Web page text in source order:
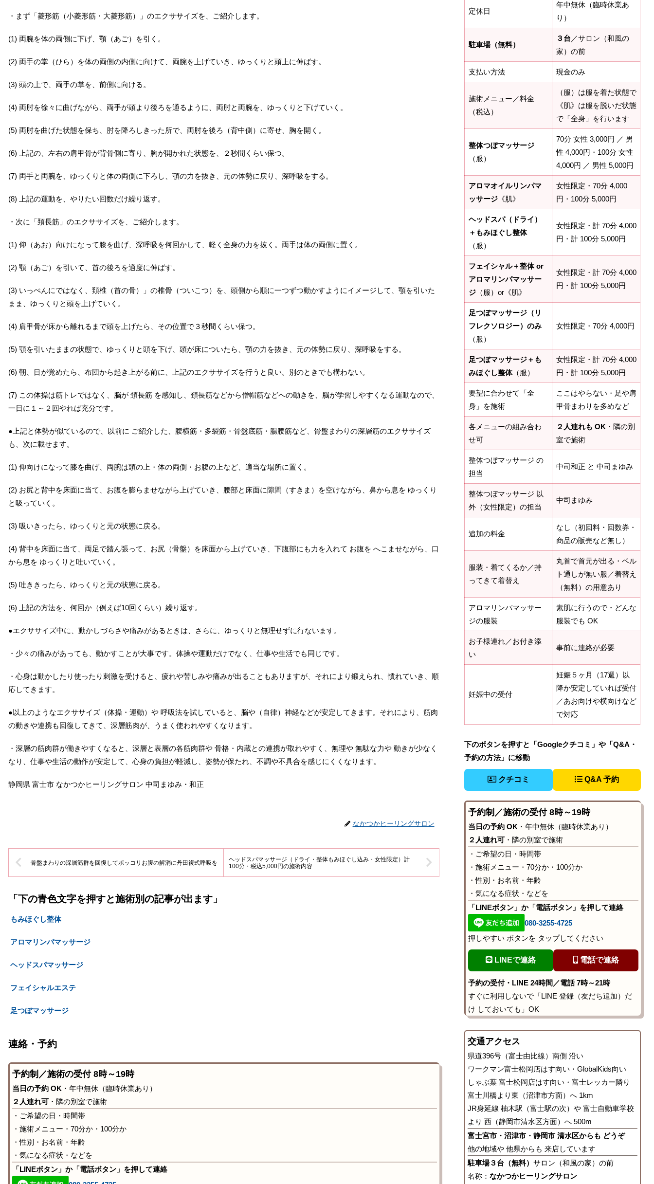
・まず「菱形筋（小菱形筋・大菱形筋）」のエクササイズを、ご紹介します。
(1) 両腕を体の両側に下げ、顎（あご）を引く。
(2) 両手の掌（ひら）を体の両側の内側に向けて、両腕を上げていき、ゆっくりと頭上に伸ばす。
(3) 頭の上で、両手の掌を、前側に向ける。
(4) 両肘を徐々に曲げながら、両手が頭より後ろを通るように、両肘と両腕を、ゆっくりと下げていく。
(5) 両肘を曲げた状態を保ち、肘を降ろしきった所で、両肘を後ろ（背中側）に寄せ、胸を開く。
(6) 上記の、左右の肩甲骨が背骨側に寄り、胸が開かれた状態を、２秒間くらい保つ。
(7) 両手と両腕を、ゆっくりと体の両側に下ろし、顎の力を抜き、元の体勢に戻り、深呼吸をする。
(8) 上記の運動を、やりたい回数だけ繰り返す。
・次に「頚長筋」のエクササイズを、ご紹介します。
(1) 仰（あお）向けになって膝を曲げ、深呼吸を何回かして、軽く全身の力を抜く。両手は体の両側に置く。
(2) 顎（あご）を引いて、首の後ろを適度に伸ばす。
(3) いっぺんにではなく、頚椎（首の骨）」の椎骨（ついこつ）を、頭側から順に一つずつ動かすようにイメージして、顎を引いた
まま、ゆっくりと頭を上げていく。
(4) 肩甲骨が床から離れるまで頭を上げたら、その位置で３秒間くらい保つ。
(5) 顎を引いたままの状態で、ゆっくりと頭を下げ、頭が床についたら、顎の力を抜き、元の体勢に戻り、深呼吸をする。
(6) 朝、目が覚めたら、布団から起き上がる前に、上記のエクササイズを行うと良い。別のときでも構わない。
(7) この体操は筋トレではなく、脳が 頚長筋 を感知し、頚長筋などから僧帽筋などへの動きを、脳が学習しやすくなる運動なので、
一日に１～２回やれば充分です。
●上記と体勢が似ているので、以前に ご紹介した、腹横筋・多裂筋・骨盤底筋・腸腰筋など、骨盤まわりの深層筋のエクササイズ
も、次に載せます。
(1) 仰向けになって膝を曲げ、両腕は頭の上・体の両側・お腹の上など、適当な場所に置く。
(2) お尻と背中を床面に当て、お腹を膨らませながら上げていき、腰部と床面に隙間（すきま）を空けながら、鼻から息を ゆっくり
と吸っていく。
(3) 吸いきったら、ゆっくりと元の状態に戻る。
(4) 背中を床面に当て、両足で踏ん張って、お尻（骨盤）を床面から上げていき、下腹部にも力を入れて お腹を へこませながら、口
から息を ゆっくりと吐いていく。
(5) 吐ききったら、ゆっくりと元の状態に戻る。
(6) 上記の方法を、何回か（例えば10回くらい）繰り返す。
●エクササイズ中に、動かしづらさや痛みがあるときは、さらに、ゆっくりと無理せずに行ないます。
・少々の痛みがあっても、動かすことが大事です。体操や運動だけでなく、仕事や生活でも同じです。
・心身は動かしたり使ったり刺激を受けると、疲れや苦しみや痛みが出ることもありますが、それにより鍛えられ、慣れていき、順
応してきます。
●以上のようなエクササイズ（体操・運動）や 呼吸法を試していると、脳や（自律）神経などが安定してきます。それにより、筋肉
の動きや連携も回復してきて、深層筋肉が、うまく使われやすくなります。
・深層の筋肉群が働きやすくなると、深層と表層の各筋肉群や 骨格・内蔵との連携が取れやすく、無理や 無駄な力や 動きが少なく
なり、仕事や生活の動作が安定して、心身の負担が軽減し、姿勢が保たれ、不調や不具合を感じにくくなります。
静岡県 富士市 なかつかヒーリングサロン 中司まゆみ・和正
なかつかヒーリングサロン
骨盤まわりの深層筋群を回復してポッコリお腹の解消に丹田複式呼吸を
ヘッドスパマッサージ（ドライ・整体もみほぐし込み・女性限定）計
100分・税込5,000円の施術内容
「下の青色文字を押すと施術別の記事が出ます」
もみほぐし整体
アロマリンパマッサージ
ヘッドスパマッサージ
フェイシャルエステ
足つぼマッサージ
連絡・予約
予約制／施術の受付 8時～19時
当日の予約 OK ・年中無休（臨時休業あり）
２人連れ可・隣の別室で施術
・ご希望の日・時間帯
・施術メニュー・70分か・100分か
・性別・お名前・年齢
・気になる症状・などを
「LINEボタン」か「電話ボタン」を押して連絡
定休日
年中無休（臨時休業あ
り）
駐車場（無料）
３台 ／サロン（和風の
家）の前
支払い方法 現金のみ
施術メニュー／料金
（税込）
（服）は服を着た状態で
《肌》は服を脱いだ状態
で「全身」を行います
整体つぼマッサージ
（服）
70分 女性 3,000円 ／ 男
性 4,000円・100分 女性
4,000円 ／ 男性 5,000円
アロマオイルリンパマ
ッサージ《肌》
女性限定・70分 4,000
円・100分 5,000円
ヘッドスパ（ドライ）
＋もみほぐし整体
（服）
女性限定・計 70分 4,000
円・計 100分 5,000円
フェイシャル＋整体 or
アロマリンパマッサー
ジ（服）or《肌》
女性限定・計 70分 4,000
円・計 100分 5,000円
足つぼマッサージ（リ
フレクソロジー）のみ
（服）
女性限定・70分 4,000円
足つぼマッサージ＋も
みほぐし整体（服）
女性限定・計 70分 4,000
円・計 100分 5,000円
要望に合わせて「全
身」を施術
ここはやらない・足や肩
甲骨まわりを多めなど
各メニューの組み合わ
せ可
２人連れも OK ・隣の別
室で施術
整体つぼマッサージ の
担当
中司和正 と 中司まゆみ
整体つぼマッサージ 以
外（女性限定）の担当
中司まゆみ
追加の料金
なし（初回料・回数券・
商品の販売など無し）
服装・着てくるか／持
ってきて着替え
丸首で首元が出る・ベル
ト通しが無い服／着替え
（無料）の用意あり
アロマリンパマッサー
ジの服装
素肌に行うので・どんな
服装でも OK
お子様連れ／お付き添
い
事前に連絡が必要
妊娠中の受付
妊娠５ヶ月（17週）以
降か安定していれば受付
／あお向けや横向けなど
で対応
下のボタンを押すと「Googleクチコミ」や「Q&A・
予約の方法」に移動
クチコミ Q&A 予約
予約制／施術の受付 8時～19時
当日の予約 OK ・年中無休（臨時休業あり）
２人連れ可 ・隣の別室で施術
・ご希望の日・時間帯
・施術メニュー・70分か・100分か
・性別・お名前・年齢
・気になる症状・などを
「LINEボタン」か「電話ボタン」を押して連絡
080-3255-4725
押しやすい ボタンを タップしてください
LINEで連絡 電話で連絡
予約の受付・LINE 24時間／電話 7時～21時
すぐに利用しないで「LINE 登録（友だち追加）だ
け しておいても」OK
交通アクセス
県道396号（富士由比線）南側 沿い
ワークマン富士松岡店はす向い・GlobalKids向い
しゃぶ葉 富士松岡店はす向い・富士レッカー隣り
富士川橋より東（沼津市方面）へ 1km
JR身延線 柚木駅（富士駅の次）や 富士自動車学校
より 西（静岡市清水区方面）へ 500m
富士宮市・沼津市・静岡市 清水区からも どうぞ
他の地域や 他県からも 来店しています
駐車場３台（無料）サロン（和風の家）の前
名称：なかつかヒーリングサロン